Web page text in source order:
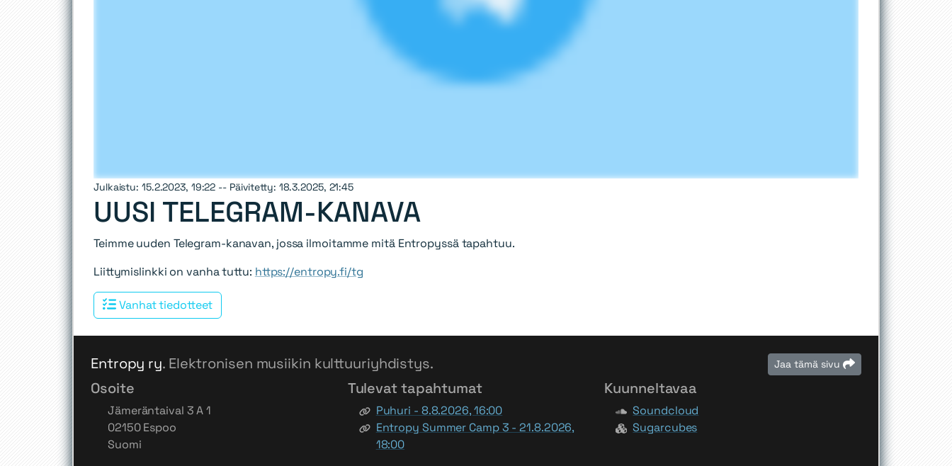
Julkaistu: 15.2.2023, 19:22 -- Päivitetty: 18.3.2025, 21:45
UUSI TELEGRAM-KANAVA
Teimme uuden Telegram-kanavan, jossa ilmoitamme mitä Entropyssä tapahtuu.
Liittymislinkki on vanha tuttu: https://entropy.fi/tg
Vanhat tiedotteet
Jaa tämä sivu
Entropy ry. Elektronisen musiikin kulttuuriyhdistys.
Osoite
Jämeräntaival 3 A 1
02150 Espoo
Suomi
Tulevat tapahtumat
Puhuri - 8.8.2026, 16:00
Entropy Summer Camp 3 - 21.8.2026,
18:00
Kuunneltavaa
Soundcloud
Sugarcubes